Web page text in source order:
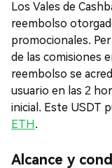
Los Vales de
reembolso
promocionales.
de las comisiones
reembolso se
usuario en las 2
inicial. Este USDT
ETH .
Alcance y